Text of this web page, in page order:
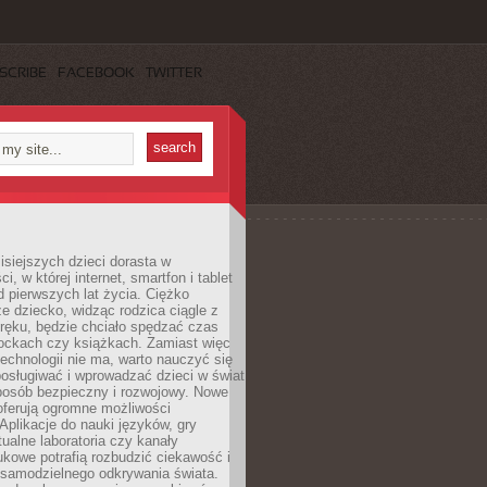
FACEBOOK TWITTER
dzieci dorasta w
w której internet, smartfon i tablet
pierwszych lat życia. Ciężko
dziecko, widząc rodzica ciągle z
będzie chciało spędzać czas
czy książkach. Zamiast więc
nie ma, warto nauczyć się
i wprowadzać dzieci w świat
bezpieczny i rozwojowy. Nowe
ogromne możliwości
do nauki języków, gry
laboratoria czy kanały
potrafią rozbudzić ciekawość i
odkrywania świata.